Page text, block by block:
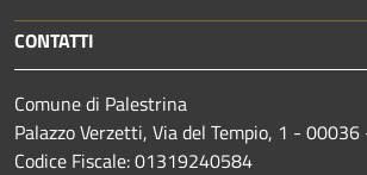
CONTATTI
Comune di Palestrina
Palazzo Verzetti, Via del Tempio, 1 -
Codice Fiscale: 01319240584